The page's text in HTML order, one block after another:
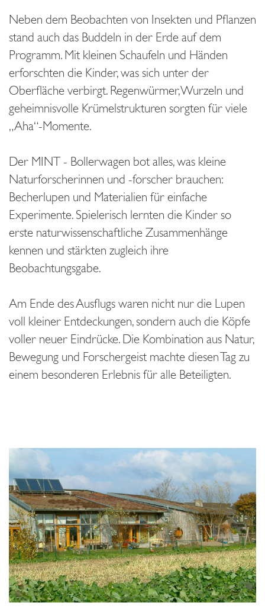
Neben dem Beobachten von Insekten und Pflanzen
stand auch das Buddeln in der Erde auf dem
Programm. Mit kleinen Schaufeln und Händen
erforschten die Kinder, was sich unter der
Oberfläche verbirgt. Regenwürmer, Wurzeln und
geheimnisvolle Krümelstrukturen sorgten für viele
„Aha“-Momente.
Der MINT - Bollerwagen bot alles, was kleine
Naturforscherinnen und -forscher brauchen:
Becherlupen und Materialien für einfache
Experimente. Spielerisch lernten die Kinder so
erste naturwissenschaftliche Zusammenhänge
kennen und stärkten zugleich ihre
Beobachtungsgabe.
Am Ende des Ausflugs waren nicht nur die Lupen
voll kleiner Entdeckungen, sondern auch die Köpfe
voller neuer Eindrücke. Die Kombination aus Natur,
Bewegung und Forschergeist machte diesen Tag zu
einem besonderen Erlebnis für alle Beteiligten.